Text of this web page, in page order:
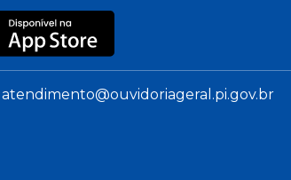
atendimento@ouvidoriageral.pi.gov.br